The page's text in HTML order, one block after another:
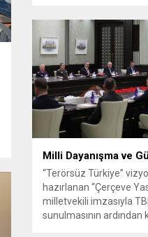
bölgelerde sürücülere
sunmayı hedefliyor.
sahip bu yeni nesil şerit
virajlar, şerit sınırları...
Milli Dayanışma ve
“Terörsüz Türkiye”
hazırlanan “Çerçeve
milletvekili imzasıyla
sunulmasının ardından